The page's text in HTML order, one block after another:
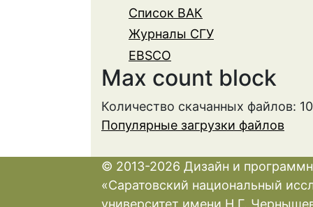
Список ВАК
Журналы СГУ
EBSCO
Max count block
Количество скачанных файлов:
Популярные загрузки файлов
© 2013-2026 Дизайн и
«Саратовский национальный
университет имени Н.Г.